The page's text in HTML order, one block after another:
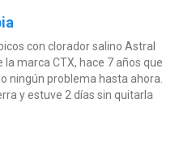
con clorador salino Astral
la marca CTX, hace 7 años que
ningún problema hasta ahora.
y estuve 2 días sin quitarla